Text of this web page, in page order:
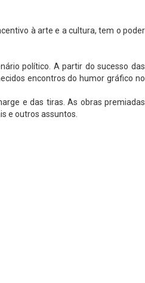
à arte e a cultura, tem o poder
político. A partir do sucesso das
encontros do humor gráfico no
e das tiras. As obras premiadas
e outros assuntos.